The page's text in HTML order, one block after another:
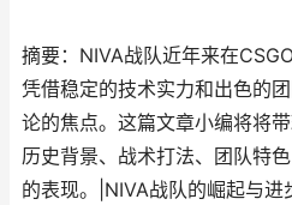
摘要：NIVA战队近年来在
凭借稳定的技术实力和出色的
论的焦点。这篇文章小编将将
历史背景、战术打法、团队特
的表现。|NIVA战队的崛起与进